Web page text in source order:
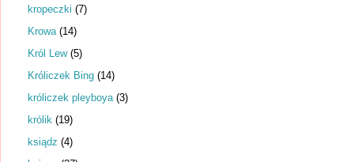
kropeczki (7)
Krowa (14)
Król Lew (5)
Króliczek Bing (14)
króliczek pleyboya (3)
królik (19)
ksiądz (4)